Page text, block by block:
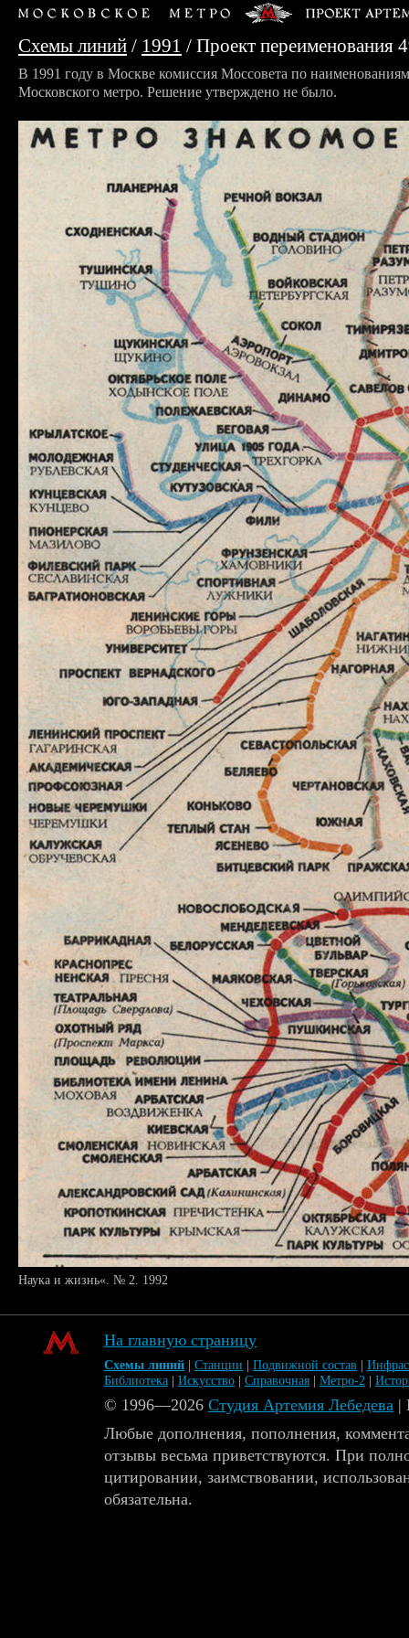
Схемы линий / 1991 / Проект переименования
В 1991 году в Москве комиссия Моссовета по
Московского метро. Решение утверждено не было.
Наука и жизнь«. № 2. 1992
На главную страницу
Схемы линий | Станции | Подвижной состав |
Библиотека | Искусство | Справочная | Метро-2 |
© 1996—2026 Студия Артемия Лебедева |
Любые дополнения, пополнения,
отзывы весьма приветствуются. При
цитировании, заимствовании,
обязательна.